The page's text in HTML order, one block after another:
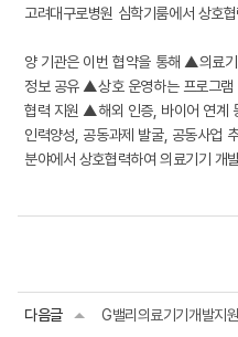
고려대구로병원 심학기룸에서 상호
양 기관은 이번 협약을 통해 ▲의료
정보 공유 ▲상호 운영하는 프로그램
협력 지원 ▲해외 인증, 바이어 연계
인력양성, 공동과제 발굴, 공동사업
분야에서 상호협력하여 의료기기 개
다음글